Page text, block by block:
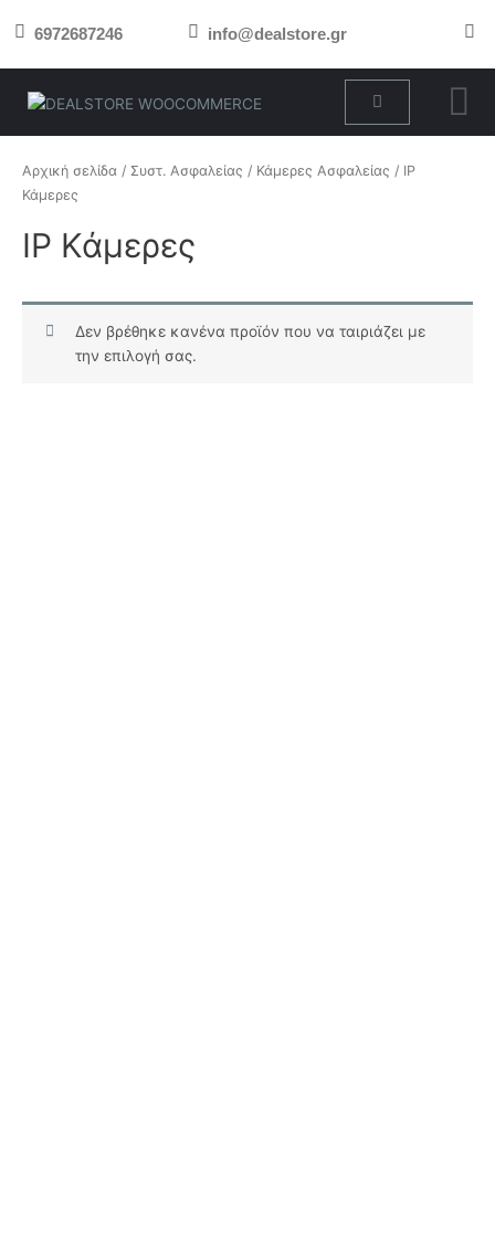
στο 6972687246 info@dealstore.gr
Cart
Αρχική σελίδα / Συστ. Ασφαλείας / Κάμερες Ασφαλείας / IP
Κάμερες
IP Κάμερες
Δεν βρέθηκε κανένα προϊόν που να ταιριάζει με
την επιλογή σας.